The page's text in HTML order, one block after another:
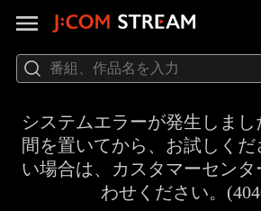
システムエラーが発生しま
間を置いてから、お試しく
い場合は、カスタマーセン
わせください。